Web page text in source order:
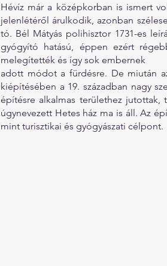
Hévíz már a középkorban is ismert
jelenlétéről árulkodik, azonban
tó. Bél Mátyás polihisztor 1731-es
gyógyító hatású, éppen ezért
melegítették és így sok embernek
adott módot a fürdésre. De miután
kiépítésében a 19. században nagy
építésre alkalmas területhez
úgynevezett Hetes ház ma is áll. Az
mint turisztikai és gyógyászati célpont.